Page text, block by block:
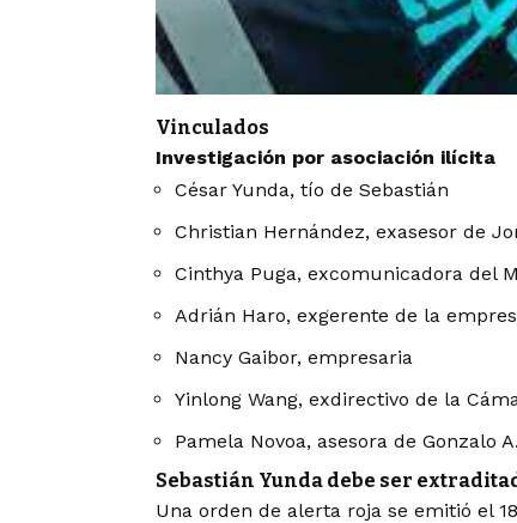
Vinculados
Investigación por asociación ilícita
César Yunda, tío de Sebastián
Christian Hernández, exasesor de
Cinthya Puga, excomunicadora del
Adrián Haro, exgerente de la
Nancy Gaibor, empresaria
Yinlong Wang, exdirectivo de la
Pamela Novoa, asesora de Gonzalo A.
Sebastián Yunda debe ser
Una orden de alerta roja se emitió el